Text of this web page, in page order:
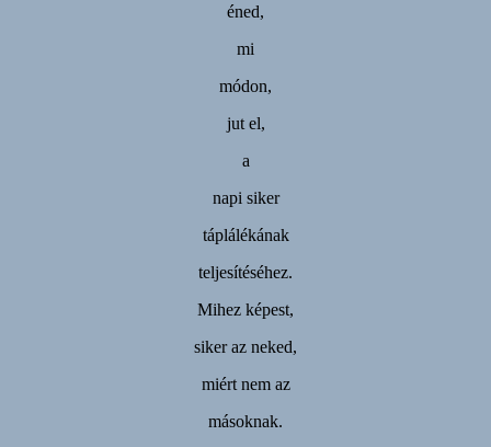
éned,
mi
módon,
jut el,
a
napi siker
táplálékának
teljesítéséhez.
Mihez képest,
siker az neked,
miért nem az
másoknak.